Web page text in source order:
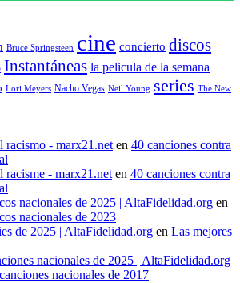
Bruce Springsteen cine concierto discos
Instantáneas la pelicula de la semana
Lori Meyers Nacho Vegas Neil Young series The New
racismo - marx21.neten 40 canciones contra
racisme - marx21.neten 40 canciones contra
nacionales de 2025 | AltaFidelidad.org en
nacionales de 2023
de 2025 | AltaFidelidad.org en Las mejores
nacionales de 2025 | AltaFidelidad.org
nacionales de 2017